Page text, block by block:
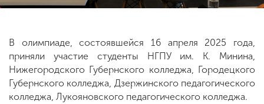
В олимпиаде, состоявшейся 16 апреля 2025 года,
приняли участие студенты НГПУ им. К. Минина,
Нижегородского Губернского колледжа, Городецкого
Губернского колледжа, Дзержинского педагогического
колледжа, Лукояновского педагогического колледжа.